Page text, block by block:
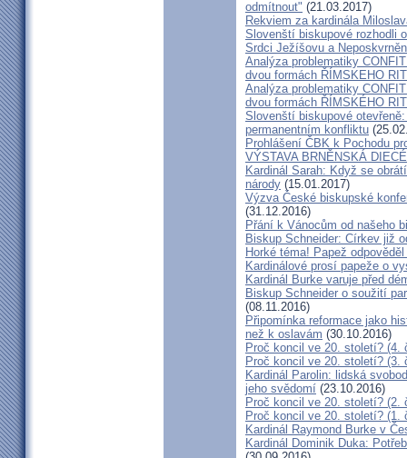
odmítnout" (21.03.2017)
Rekviem za kardinála
Slovenští biskupové rozhodli
Srdci Ježíšovu a
Analýza problematiky
dvou formách ŘÍMSKEHO
Analýza problematiky
dvou formách ŘÍMSKÉHO
Slovenští biskupové
permanentním konfliktu
Prohlášení ČBK k Pochodu
VÝSTAVA BRNĚNSKÁ
Kardinál Sarah: Když se
národy (15.01.2017)
Výzva České biskupské
(31.12.2016)
Přání k Vánocům od našeho
Biskup Schneider: Církev již
Horké téma! Papež
Kardinálové prosí papeže o
Kardinál Burke varuje před
Biskup Schneider o soužití
(08.11.2016)
Připomínka reformace jako
než k oslavám (30.10.2016)
Proč koncil ve 20. století? (4.
Proč koncil ve 20. století? (3.
Kardinál Parolin: lidská
jeho svědomí (23.10.2016)
Proč koncil ve 20. století? (2.
Proč koncil ve 20. století? (1.
Kardinál Raymond Burke v
Kardinál Dominik Duka: